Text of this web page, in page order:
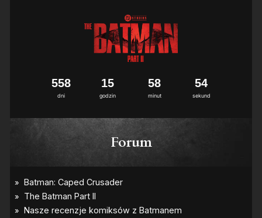
dni
558
godzin
15
minut
58
sekund
54
Forum